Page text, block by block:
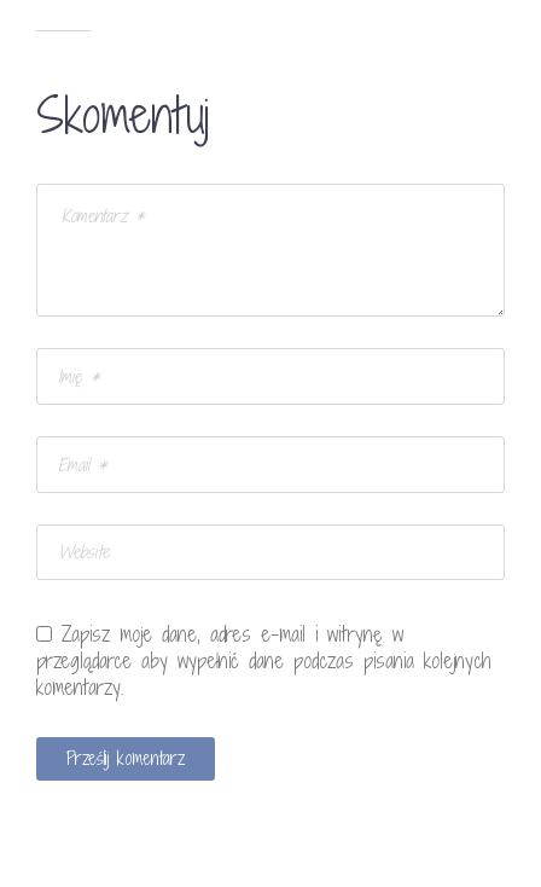
Skomentuj
Zapisz moje dane, adres e-mail i witrynę w
przeglądarce aby wypełnić dane podczas pisania kolejnych
komentarzy.